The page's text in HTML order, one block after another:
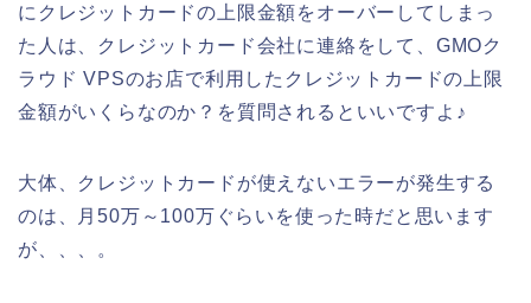
にクレジットカードの上限金額をオーバーしてしまっ
た人は、クレジットカード会社に連絡をして、GMOク
ラウド VPSのお店で利用したクレジットカードの上限
金額がいくらなのか？を質問されるといいですよ♪
大体、クレジットカードが使えないエラーが発生する
のは、月50万～100万ぐらいを使った時だと思います
が、、、。